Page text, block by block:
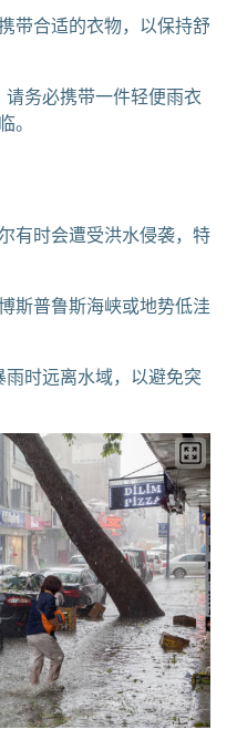
带合适的衣物，以保持舒
务必携带一件轻便雨衣
。
有时会遭受洪水侵袭，特
斯普鲁斯海峡或地势低洼
时远离水域，以避免突